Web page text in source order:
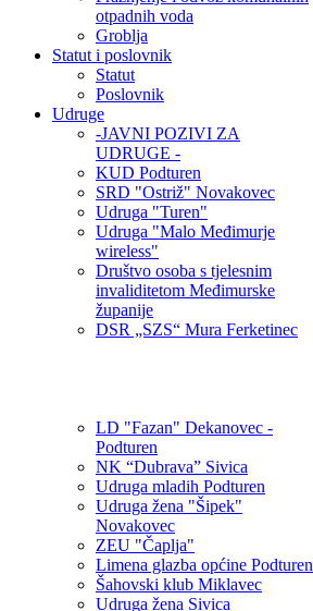
otpadnih voda
Groblja
Statut i poslovnik
Statut
Poslovnik
Udruge
-JAVNI POZIVI ZA
UDRUGE -
KUD Podturen
SRD "Ostriž" Novakovec
Udruga "Turen"
Udruga "Malo Međimurje
wireless"
Društvo osoba s tjelesnim
invaliditetom Međimurske
županije
DSR „SZS“ Mura Ferketinec
LD "Fazan" Dekanovec -
Podturen
NK “Dubrava” Sivica
Udruga mladih Podturen
Udruga žena "Šipek"
Novakovec
ZEU "Čaplja"
Limena glazba općine Podturen
Šahovski klub Miklavec
Udruga žena Sivica